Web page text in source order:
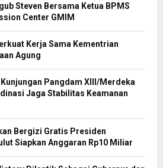
Steven Bersama Ketua BPMS
Center GMIM
Kerja Sama Kementrian
Agung
Pangdam XIII/Merdeka
Jaga Stabilitas Keamanan
Bergizi Gratis Presiden
Siapkan Anggaran Rp10 Miliar